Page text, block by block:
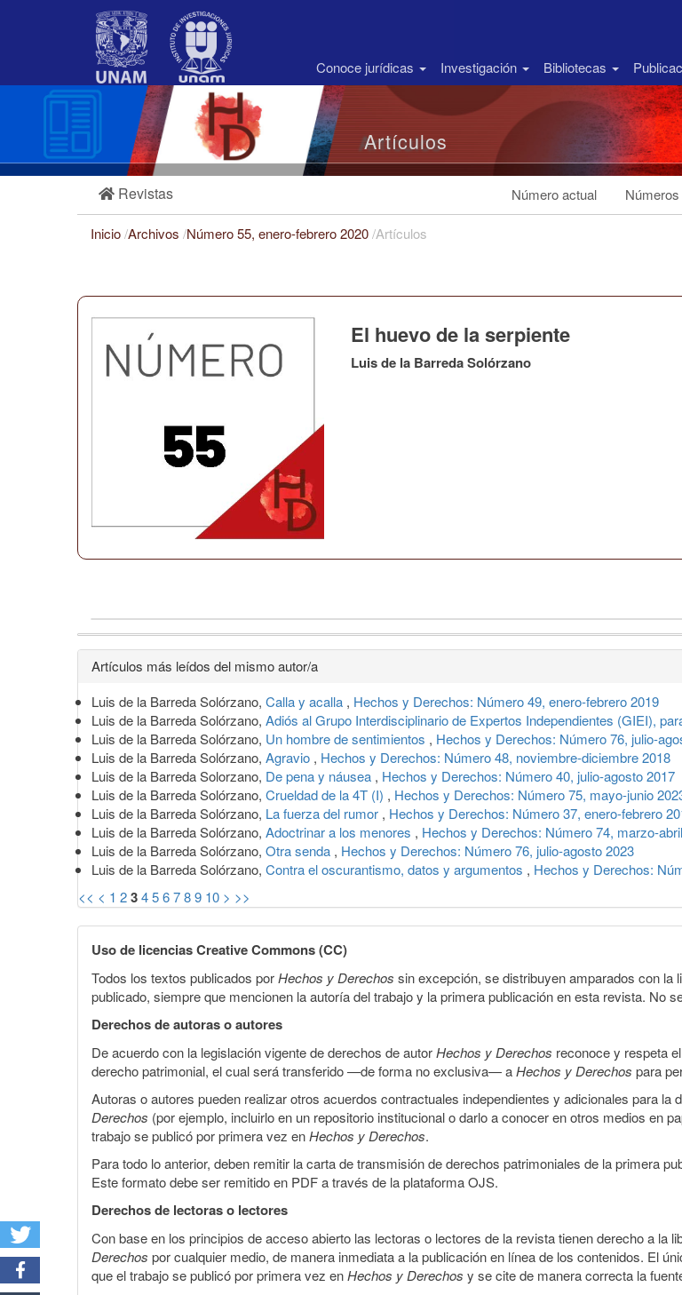
Barra
Conoce jurídicas Investigación Bibliotecas
Artículos
Revistas Número actual
Inicio/Archivos /Número 55, enero-febrero 2020/Artículos
El huevo de la serpiente
Luis de la Barreda Solórzano
Detalles
del
artículo
Artículos más leídos del mismo autor/a
Luis de la Barreda Solórzano, Calla y acalla , Hechos y Derechos: Número 49, enero-febrero 2019
Luis de la Barreda Solórzano, Adiós al Grupo Interdisciplinario de Expertos Independientes (GIEI),
Luis de la Barreda Solórzano, Un hombre de sentimientos , Hechos y Derechos: Número 76, julio-
Luis de la Barreda Solórzano, Agravio , Hechos y Derechos: Número 48, noviembre-diciembre 2018
Luis de la Barreda Solorzano, De pena y náusea , Hechos y Derechos: Número 40, julio-agosto 2017
Luis de la Barreda Solórzano, Crueldad de la 4T (I) , Hechos y Derechos: Número 75, mayo-junio
Luis de la Barreda Solórzano, La fuerza del rumor , Hechos y Derechos: Número 37, enero-febrero
Luis de la Barreda Solórzano, Adoctrinar a los menores , Hechos y Derechos: Número 74, marzo-
Luis de la Barreda Solórzano, Otra senda , Hechos y Derechos: Número 76, julio-agosto 2023
Luis de la Barreda Solórzano, Contra el oscurantismo, datos y argumentos , Hechos y Derechos:
<< < 1 23456789 10 > >>
Uso de licencias Creative Commons (CC)
Todos los textos publicados porHechos y Derechos sin excepción, se distribuyen amparados con la
publicado, siempre que mencionen la autoría del trabajo y la primera publicación en esta revista. No
Derechos de autoras o autores
De acuerdo con la legislación vigente de derechos de autorHechos y Derechos reconoce y respeta
derecho patrimonial, el cual será transferido —de forma no exclusiva— aHechos y Derechos para
Autoras o autores pueden realizar otros acuerdos contractuales independientes y adicionales para
Derechos (por ejemplo, incluirlo en un repositorio institucional o darlo a conocer en otros medios en
trabajo se publicó por primera vez enHechos y Derechos.
Para todo lo anterior, deben remitir la carta de transmisión de derechos patrimoniales de la primera
Este formato debe ser remitido en PDF a través de la plataforma OJS.
Derechos de lectoras o lectores
Con base en los principios de acceso abierto las lectoras o lectores de la revista tienen derecho a la
Derechos por cualquier medio, de manera inmediata a la publicación en línea de los contenidos. El
que el trabajo se publicó por primera vez enHechos y Derechos y se cite de manera correcta la